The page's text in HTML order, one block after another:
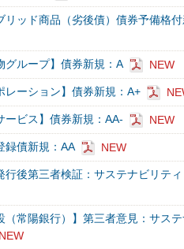
リッド商品（劣後債）債券予備格
グループ】債券新規：A NEW
レーション】債券新規：A+
ービス】債券新規：AA- NEW
録債新規：AA NEW
行後第三者検証：サステナビリテ
（常陽銀行）】第三者意見：サス
NEW